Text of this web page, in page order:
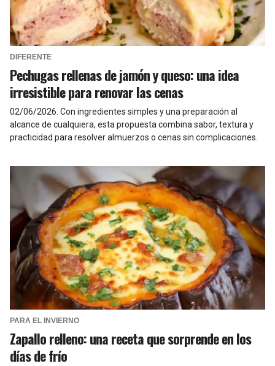
DIFERENTE
Pechugas rellenas de jamón y queso: una idea
irresistible para renovar las cenas
02/06/2026 Con ingredientes simples y una preparación al
alcance de cualquiera, esta propuesta combina sabor, textura y
practicidad para resolver almuerzos o cenas sin complicaciones.
PARA EL INVIERNO
Zapallo relleno: una receta que sorprende en los
días de frío